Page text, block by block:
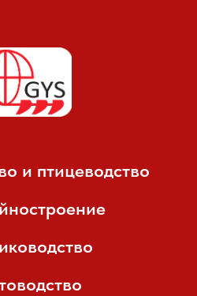
и птицеводство